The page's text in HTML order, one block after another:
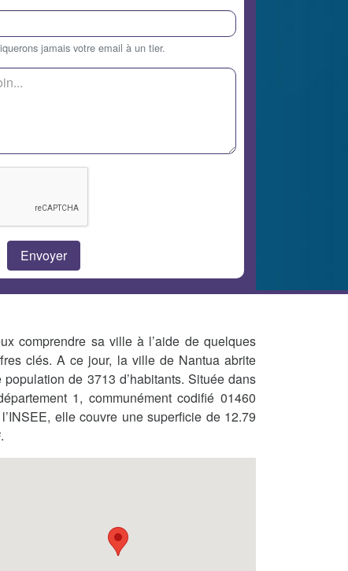
jamais votre email à un tier.
comprendre sa ville à l’aide de quelques
clés. A ce jour, la ville de Nantua abrite
population de 3713 d’habitants. Située dans
1, communément codifié 01460
elle couvre une superficie de 12.79